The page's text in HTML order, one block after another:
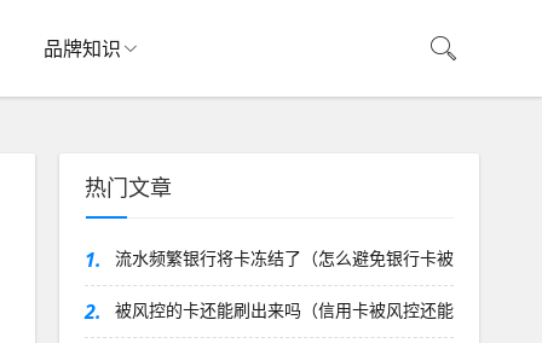
品牌知识
热门文章
1. 流水频繁银行将卡冻结了（怎么避免银行卡被
2. 被风控的卡还能刷出来吗（信用卡被风控还能